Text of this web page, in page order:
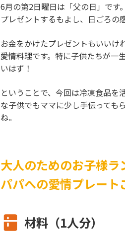
6月の第2日曜日は「父の日」です
プレゼントするもよし、日ごろの
お金をかけたプレゼントもいいけ
愛情料理です。特に子供たちが一
いはず！
ということで、今回は冷凍食品を
な子供でもママに少し手伝っても
ね。
大人のためのお子様ラ
パパへの愛情プレート
材料（1人分）